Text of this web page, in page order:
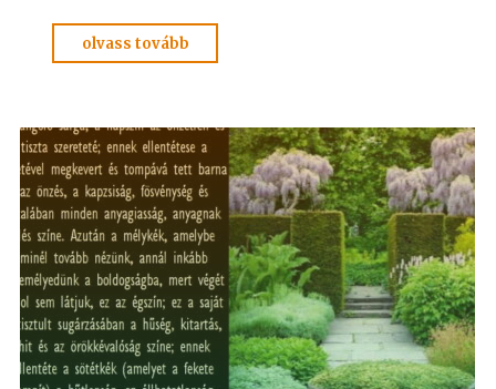
olvass tovább
Adelmától,
a
Névtelen
Szellemtől
13."